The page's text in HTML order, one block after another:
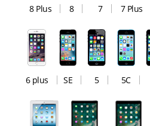
8 Plus 8 7 7 Plus
6 plus SE 5 5C